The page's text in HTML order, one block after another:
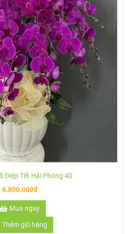
Điệp Tết Hải Phòng 40
6.800.000đ
Mua ngay
Thêm giỏ hàng